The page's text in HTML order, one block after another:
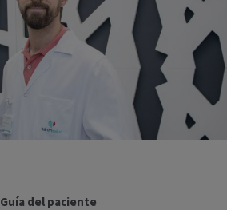
Guía del paciente